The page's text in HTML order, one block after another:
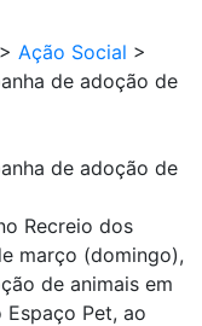
> Ação Social >
de adoção de
de adoção de
Recreio dos
março (domingo),
de animais em
Espaço Pet, ao